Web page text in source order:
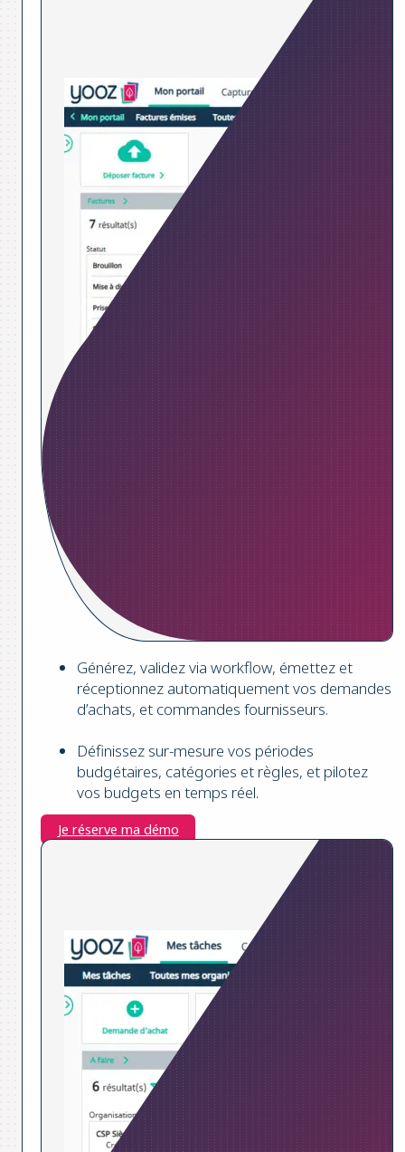
Générez, validez via workflow, émettez et
réceptionnez automatiquement vos demandes
d’achats, et commandes fournisseurs.
Définissez sur-mesure vos périodes
budgétaires, catégories et règles, et pilotez
vos budgets en temps réel.
Je réserve ma démo